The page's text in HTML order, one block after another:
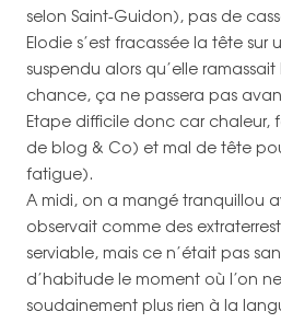
selon Saint-Guidon), pas de
Elodie s’est fracassée la tête
suspendu alors qu’elle
chance, ça ne passera pas
Etape difficile donc car chaleur,
de blog & Co) et mal de tête
fatigue).
A midi, on a mangé tranquillou
observait comme des
serviable, mais ce n’était pas
d’habitude le moment où l’on
soudainement plus rien à la